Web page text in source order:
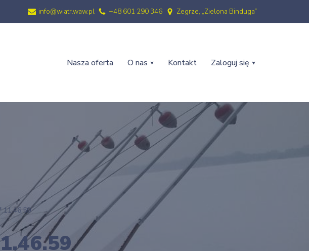
info@wiatr.waw.pl +48 601 290 346 Zegrze, „Zielona Binduga”
Nasza oferta O nas Kontakt Zaloguj się
11.46.59